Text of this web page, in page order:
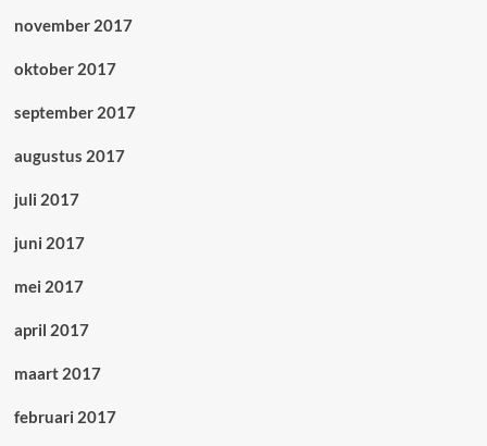
november 2017
oktober 2017
september 2017
augustus 2017
juli 2017
juni 2017
mei 2017
april 2017
maart 2017
februari 2017